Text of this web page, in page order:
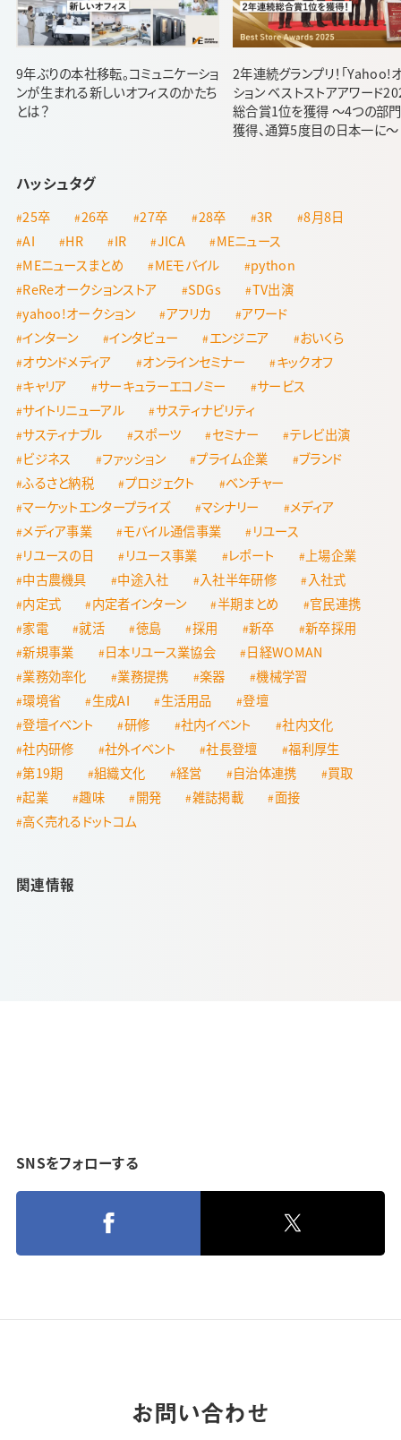
9年ぶりの本社移転。コミュニケーショ
ンが生まれる新しいオフィスのかたち
とは？
2年連続グランプリ！「Yahoo!
ション ベストストアアワード
総合賞1位を獲得 ～4つの部
獲得、通算5度目の日本一に～
ハッシュタグ
25卒 26卒 27卒 28卒 3R
8月8日
AI
HR IR JICA
MEニュース
MEニュースまとめ
MEモバイル
python
ReReオークションストア
SDGs
TV出演
yahoo!オークション
アフリカ
アワード
インターン
インタビュー エンジニア
おいくら
オウンドメディア
オンラインセミナー
キックオフ
キャリア
サーキュラーエコノミー
サービス
サイトリニューアル
サスティナビリティ
サスティナブル
スポーツ セミナー
テレビ出演
ビジネス
ファッション プライム企業
ブランド
ふるさと納税
プロジェクト
ベンチャー
マーケットエンタープライズ
マシナリー
メディア
メディア事業
モバイル通信事業
リユース
リユースの日
リユース事業 レポート
上場企業
中古農機具
中途入社 入社半年研修
入社式
内定式
内定者インターン 半期まとめ
官民連携
家電
就活 徳島 採用 新卒
新卒採用
新規事業
日本リユース業協会
日経WOMAN
業務効率化
業務提携 楽器
機械学習
環境省
生成AI 生活用品
登壇
登壇イベント
研修 社内イベント
社内文化
社内研修
社外イベント 社長登壇
福利厚生
第19期
組織文化 経営 自治体連携
買取
起業
趣味 開発 雑誌掲載
面接
高く売れるドットコム
関連情報
SNSをフォローする
お問い合わせ